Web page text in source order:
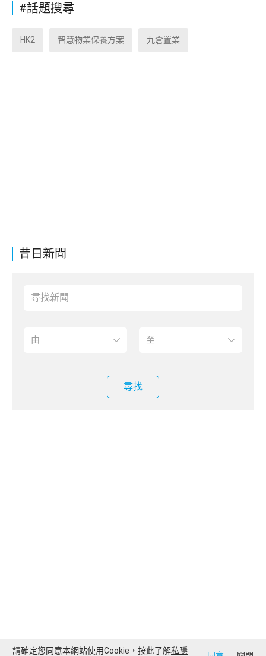
昔日新聞
尋找
#話題搜尋
HK2 智慧物業保養方案 九倉置業
請確定您同意本網站使用Cookie，按此了解私隱